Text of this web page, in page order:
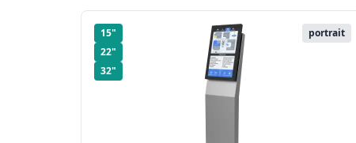
15"
22"
32"
portrait